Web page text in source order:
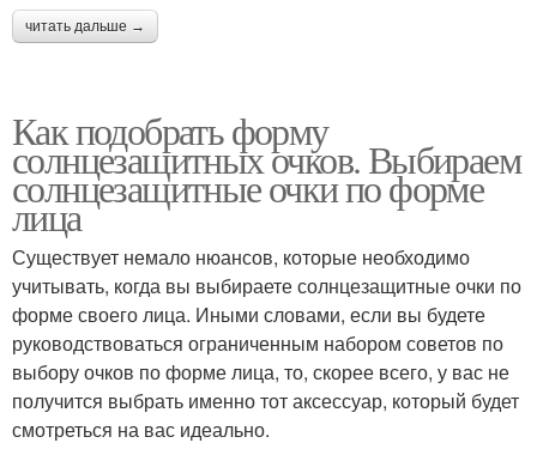
читать дальше →
Как подобрать форму
солнцезащитных очков. Выбираем
солнцезащитные очки по форме
лица
Существует немало нюансов, которые необходимо
учитывать, когда вы выбираете солнцезащитные очки по
форме своего лица. Иными словами, если вы будете
руководствоваться ограниченным набором советов по
выбору очков по форме лица, то, скорее всего, у вас не
получится выбрать именно тот аксессуар, который будет
смотреться на вас идеально.